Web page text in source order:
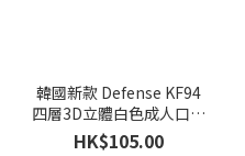
韓國新款 Defense KF94
四層3D立體白色成人口罩
(1箱100個)(9月下旬)
HK$105.00